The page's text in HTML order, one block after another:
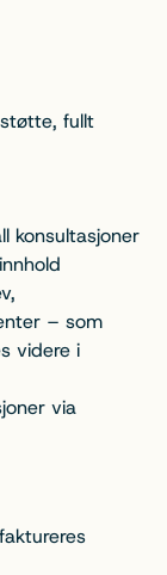
fullt
konsultasjoner
– som
videre i
via